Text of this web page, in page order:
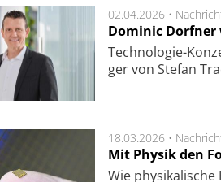
02.04.2026 •
Dominic Dorfner
Techno­logie-
ger von Ste­fan
18.03.2026 •
Mit Physik den
Wie